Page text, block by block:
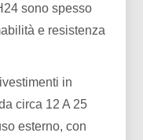
sono spesso
e resistenza
in
circa 12 A 25
esterno, con